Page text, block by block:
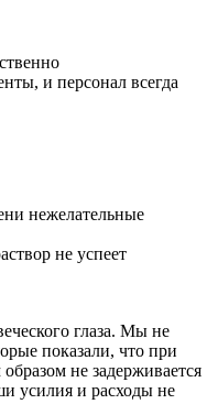
и персонал всегда
нежелательные
не успеет
глаза. Мы не
показали, что при
не задерживается
усилия и расходы не